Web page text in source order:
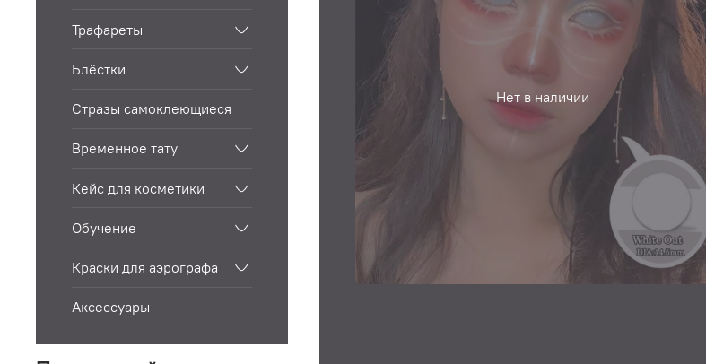
Нет в наличии
Трафареты
Блёстки
Стразы самоклеющиеся
Временное тату
Кейс для косметики
Обучение
Краски для аэрографа
Аксессуары